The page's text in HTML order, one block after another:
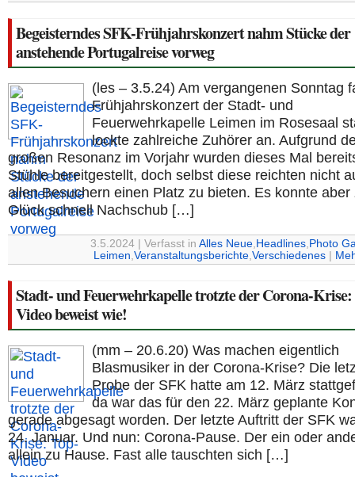
Begeisterndes SFK-Frühjahrskonzert nahm Stücke der
anstehende Portugalreise vorweg
(les – 3.5.24) Am vergangenen Sonntag
Frühjahrskonzert der Stadt- und
Feuerwehrkapelle Leimen im Rosesaal
lockte zahlreiche Zuhörer an. Aufgrund
großen Resonanz im Vorjahr wurden dieses Mal
Stühle bereitgestellt, doch selbst diese reichten nicht
allen Besuchern einen Platz zu bieten. Es konnte aber
Glück schnell Nachschub […]
3.5.2024 | Verfasst in Alles Neue, Headlines, Photo
Leimen,Veranstaltungsberichte,Verschiedenes
Stadt- und Feuerwehrkapelle trotzte der Corona-Krise:
Video beweist wie!
(mm – 20.6.20) Was machen eigentlich
Blasmusiker in der Corona-Krise? Die
Probe der SFK hatte am 12. März
da war das für den 22. März geplante
gerade abgesagt worden. Der letzte Auftritt der SFK
24. Januar. Und nun: Corona-Pause. Der ein oder
allein zu Hause. Fast alle tauschten sich […]